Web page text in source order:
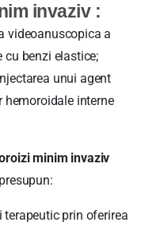
invaziv :
videoanuscopica a
cu benzi elastice;
unui agent
hemoroidale interne
minim invaziv
prin oferirea